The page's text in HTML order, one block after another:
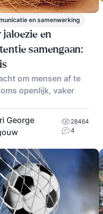
en samenwerking
en
samengaan:
om mensen af te
openlijk, vaker
George
28464
4